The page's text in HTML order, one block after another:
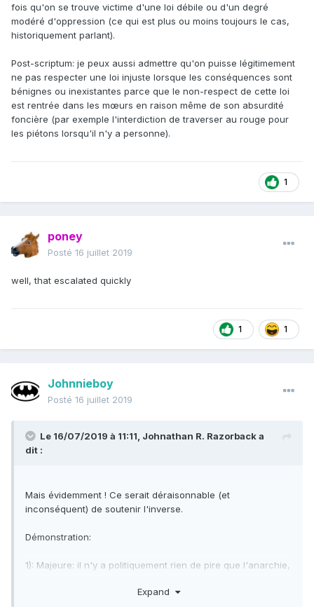
fois qu'on se trouve victime d'une loi débile ou d'un degré
modéré d'oppression (ce qui est plus ou moins toujours le cas,
historiquement parlant).
Post-scriptum: je peux aussi admettre qu'on puisse légitimement
ne pas respecter une loi injuste lorsque les conséquences sont
bénignes ou inexistantes parce que le non-respect de cette loi
est rentrée dans les mœurs en raison même de son absurdité
foncière (par exemple l'interdiction de traverser au rouge pour
les piétons lorsqu'il n'y a personne).
1
poney
Posté 16 juillet 2019
well, that escalated quickly
1 1
Johnnieboy
Posté 16 juillet 2019
Le 16/07/2019 à 11:11, Johnathan R. Razorbacka
dit :
Mais évidemment ! Ce serait déraisonnable (et
inconséquent) de soutenir l'inverse.
Démonstration:
1): Majeure: il n'y a politiquement rien de pire que l'anarchie,
plus elle est menacée d'une manière dénuée de toute
Expand